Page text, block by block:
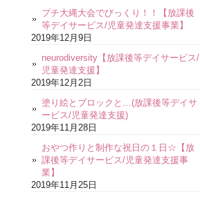
プチ大縄大会でびっくり！！【放課後
等デイサービス/児童発達支援事業】
2019年12月9日
neurodiversity【放課後等デイサービス/
児童発達支援】
2019年12月2日
塗り絵とブロックと…(放課後等デイサ
ービス/児童発達支援)
2019年11月28日
おやつ作りと制作な祝日の１日☆【放
課後等デイサービス/児童発達支援事
業】
2019年11月25日